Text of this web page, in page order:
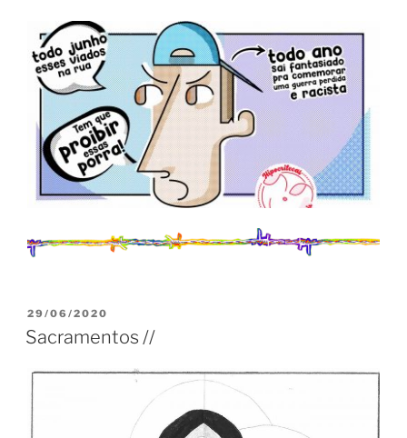
PUBLICADO
EM
29/06/2020
Sacramentos //